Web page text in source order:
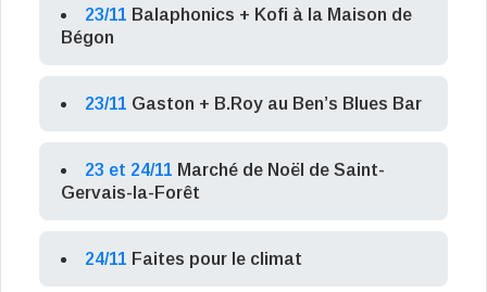
23/11 Balaphonics + Kofi à la Maison de
Bégon
23/11 Gaston + B.Roy au Ben’s Blues Bar
23 et 24/11 Marché de Noël de Saint-
Gervais-la-Forêt
24/11 Faites pour le climat